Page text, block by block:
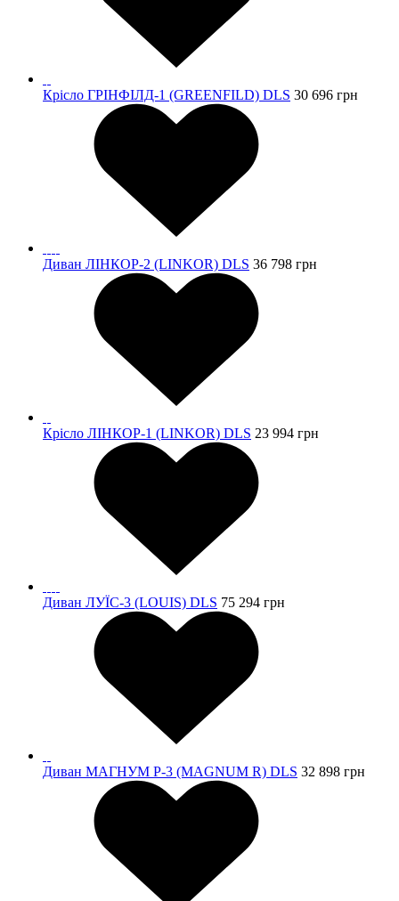
Крісло ГРІНФІЛД-1 (GREENFILD) DLS 30 696 грн
Диван ЛІНКОР-2 (LINKOR) DLS 36 798 грн
Крісло ЛІНКОР-1 (LINKOR) DLS 23 994 грн
Диван ЛУЇС-3 (LOUIS) DLS 75 294 грн
Диван МАГНУМ Р-3 (MAGNUM R) DLS 32 898 грн